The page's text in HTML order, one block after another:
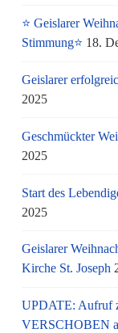
⭐ Geislarer
Stimmung⭐ 18.
Geislarer
2025
Geschmückter
2025
Start des
2025
Geislarer
Kirche St. Joseph
UPDATE: Aufruf
VERSCHOBEN